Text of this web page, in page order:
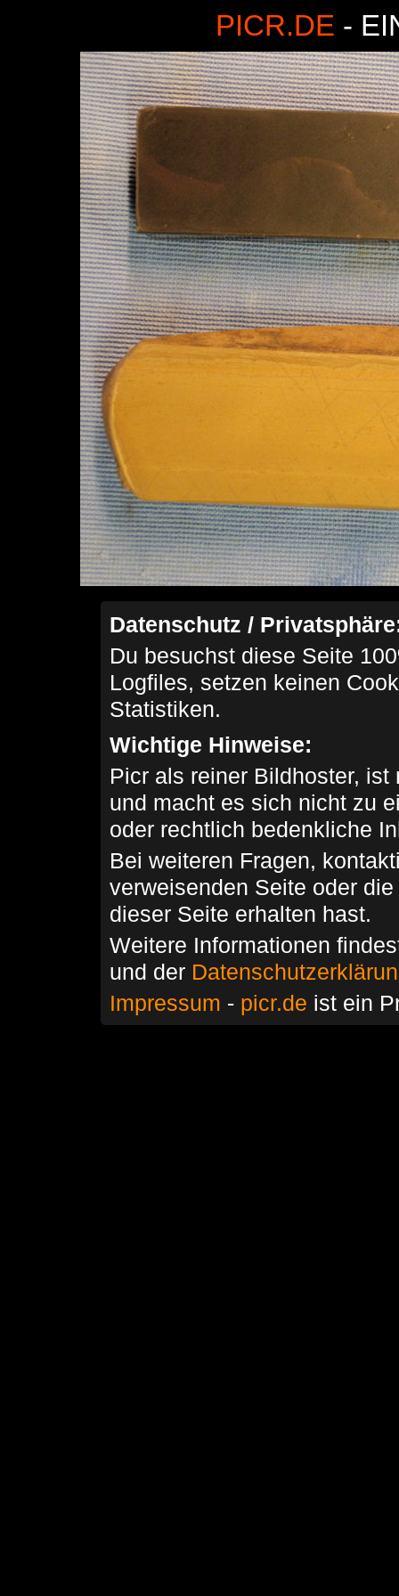
PICR.DE -
Datenschutz /
Du besuchst diese Seite
Logfiles, setzen keinen
Statistiken.
Wichtige Hinweise:
Picr als reiner Bildhoster,
und macht es sich nicht zu
oder rechtlich bedenkliche
Bei weiteren Fragen,
verweisenden Seite oder
dieser Seite erhalten hast.
Weitere Informationen
und der
Impressum - picr.de ist ein